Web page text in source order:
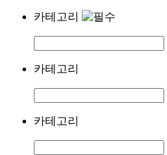
카테고리
카테고리
카테고리